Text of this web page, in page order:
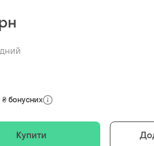
бонусних
Купити